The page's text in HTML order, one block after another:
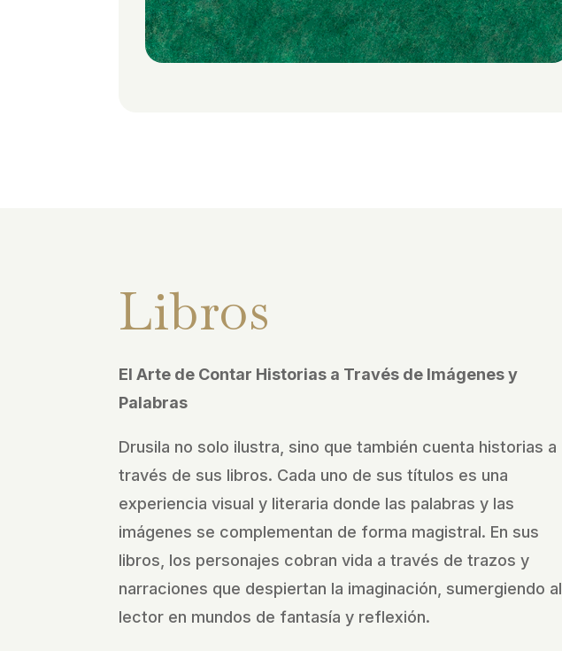
Libros
El Arte de Contar Historias a Través de Imágenes y
Palabras
Drusila no solo ilustra, sino que también cuenta historias a
través de sus libros. Cada uno de sus títulos es una
experiencia visual y literaria donde las palabras y las
imágenes se complementan de forma magistral. En sus
libros, los personajes cobran vida a través de trazos y
narraciones que despiertan la imaginación, sumergiendo al
lector en mundos de fantasía y reflexión.